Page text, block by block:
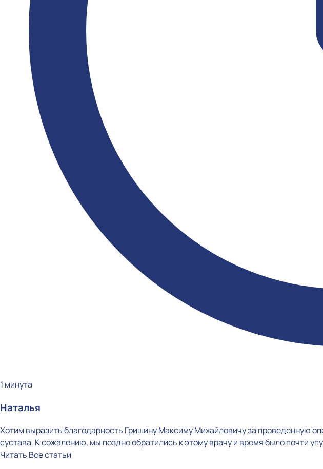
1 минута
Наталья
Хотим выразить благодарность Гришину Максиму Михайловичу за проведенную
сустава. К сожалению, мы поздно обратились к этому врачу и время было почти
Читать Все статьи